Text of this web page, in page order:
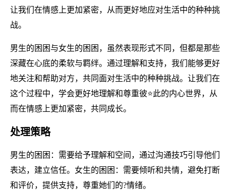
让我们在情感上更加紧密，从而更好地应对生活中的种种挑
战。
男生的困困与女生的困困，虽然表现形式不同，但都是那些
深藏在心底的柔软与羁绊。通过理解和支持，我们能够更好
地关注和帮助对方，共同面对生活中的种种挑战。让我们在
这个过程中，学会更好地理解和尊重彼⭐此的内心世界，从
而在情感上更加紧密，共同成长。
处理策略
男生的困困：需要给予理解和空间，通过沟通技巧引导他们
表达，建立信任。女生的困困：需要倾听和共情，避免打断
和评价，提供支持，尊重她们的?情绪。